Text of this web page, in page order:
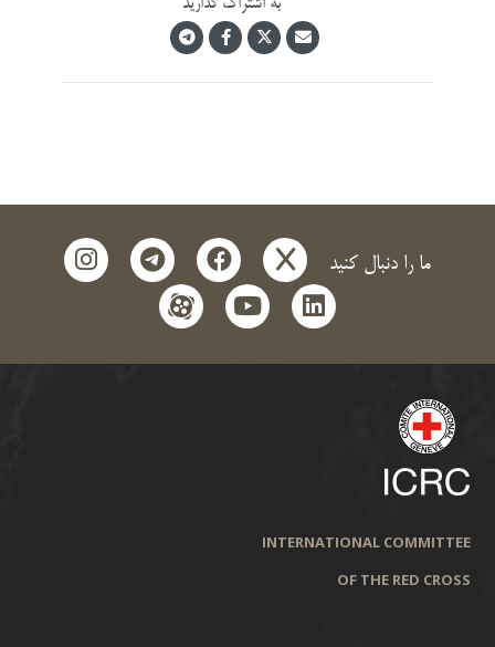
ما را دنبال کنید x
facebook
telegram
instagram
linkedin
youtube
aparat
INTERNATIONAL COMMITTEE
OF THE RED CROSS